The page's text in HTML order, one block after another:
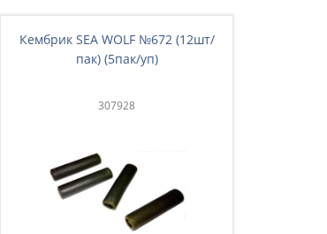
Кембрик SEA WOLF №672 (12шт/
пак) (5пак/уп)
307928